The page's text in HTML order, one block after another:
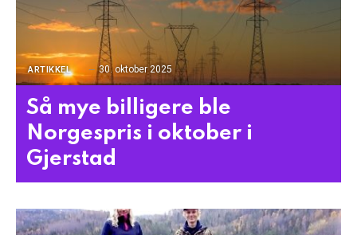
ARTIKKEL 30. oktober 2025
Så mye billigere ble
Norgespris i oktober i
Gjerstad